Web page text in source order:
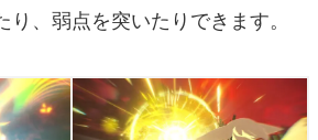
、弱点を突いたりできます。